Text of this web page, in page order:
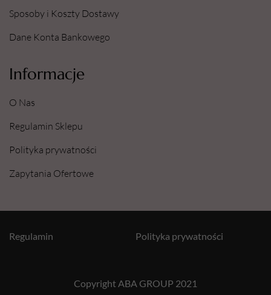
Sposoby i Koszty Dostawy
Dane Konta Bankowego
Informacje
O Nas
Regulamin Sklepu
Polityka prywatności
Zapytania Ofertowe
Copyright ABA GROUP 2021
Polityka prywatności
Regulamin